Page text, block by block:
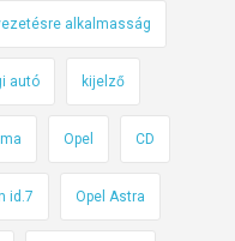
alkalmasság
autó kijelző
Opel CD
id.7 Opel Astra